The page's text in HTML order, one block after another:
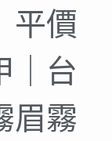
平價
｜台
眉霧